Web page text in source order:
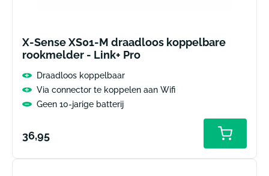
X-Sense XS01-M draadloos koppelbare
rookmelder - Link+ Pro
Draadloos koppelbaar
Via connector te koppelen aan Wifi
Geen 10-jarige batterij
Normale
36,95